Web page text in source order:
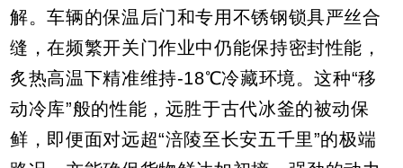
解。车辆的保温后门和专用不锈钢锁具严丝合
缝，在频繁开关门作业中仍能保持密封性能，
炙热高温下精准维持-18℃冷藏环境。这种“移
动冷库”般的性能，远胜于古代冰釜的被动保
鲜，即便面对远超“涪陵至长安五千里”的极端